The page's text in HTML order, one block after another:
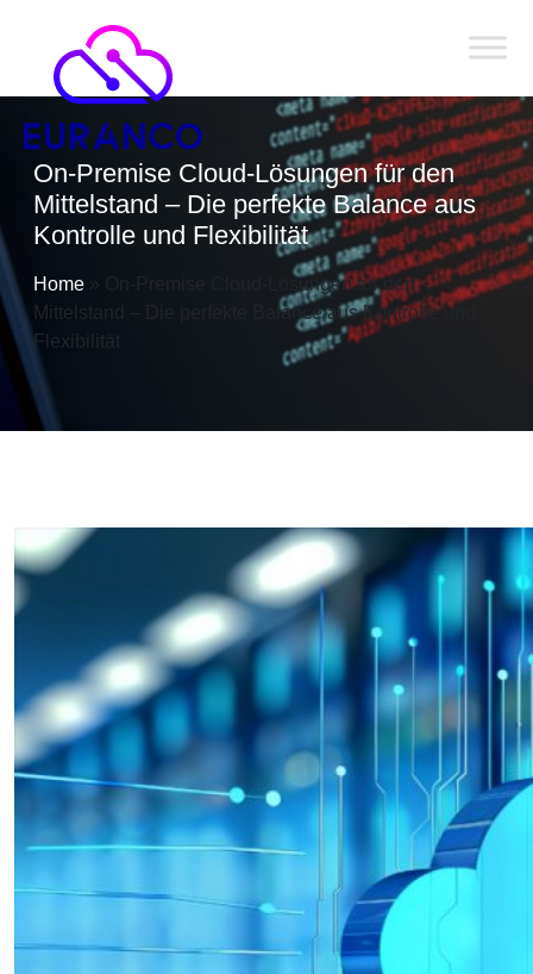
On-Premise Cloud-Lösungen für den
Mittelstand – Die perfekte Balance aus
Kontrolle und Flexibilität
Home » On-Premise Cloud-Lösungen für den
Mittelstand – Die perfekte Balance aus Kontrolle und
Flexibilität